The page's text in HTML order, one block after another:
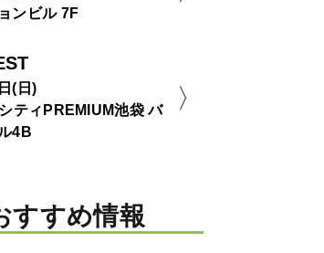
ンビル 7F
(日)
ティPREMIUM池袋 バ
4B
すすめ情報